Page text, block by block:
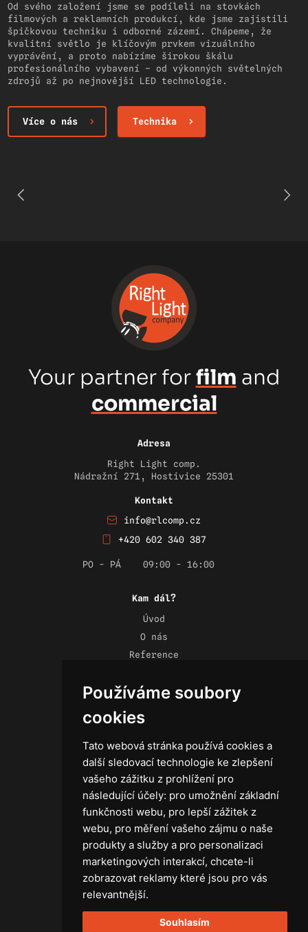
Používáme soubory
cookies
Tato webová stránka používá cookies a
další sledovací technologie ke zlepšení
vašeho zážitku z prohlížení pro
následující účely: pro umožnění základní
funkčnosti webu, pro lepší zážitek z
webu, pro měření vašeho zájmu o naše
produkty a služby a pro personalizaci
marketingových interakcí, chcete-li
zobrazovat reklamy které jsou pro vás
relevantnější.
Souhlasím
Od svého založení jsme se podíleli na stovkách
filmových a reklamních produkcí, kde jsme zajistili
špičkovou techniku i odborné zázemí. Chápeme, že
kvalitní světlo je klíčovým prvkem vizuálního
vyprávění, a proto nabízíme širokou škálu
profesionálního vybavení – od výkonných světelných
zdrojů až po nejnovější LED technologie.
Více o nás Technika
Your partner forfilm and
commercial
Adresa
Right Light comp.
Nádražní 271, Hostivice 25301
Kontakt
info@rlcomp.cz
+420 602 340 387
PO - PÁ 09:00 - 16:00
Kam dál?
Úvod
O nás
Reference
Kontakt
Obchodní podmínky
Zásady ochrany osobních údajů
Technika
Světla
Příslušenství ke světlům
Osvětlovací technika GRIP
Baterie
Stativy
Ostatní